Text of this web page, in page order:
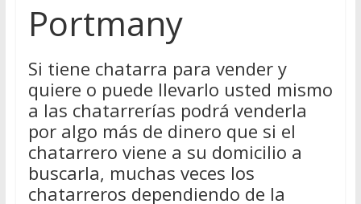
Portmany
Si tiene chatarra para vender y
quiere o puede llevarlo usted mismo
a las chatarrerías podrá venderla
por algo más de dinero que si el
chatarrero viene a su domicilio a
buscarla, muchas veces los
chatarreros dependiendo de la